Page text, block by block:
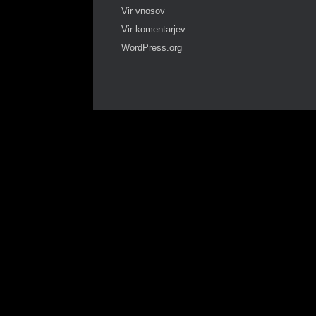
Vir vnosov
Vir komentarjev
WordPress.org